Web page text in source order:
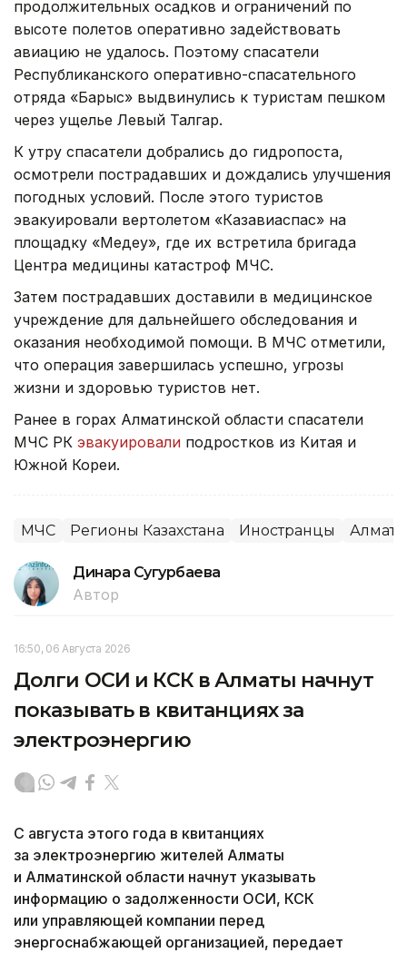
продолжительных осадков и ограничений по
высоте полетов оперативно задействовать
авиацию не удалось. Поэтому спасатели
Республиканского оперативно-спасательного
отряда «Барыс» выдвинулись к туристам пешком
через ущелье Левый Талгар.
К утру спасатели добрались до гидропоста,
осмотрели пострадавших и дождались улучшения
погодных условий. После этого туристов
эвакуировали вертолетом «Казавиаспас» на
площадку «Медеу», где их встретила бригада
Центра медицины катастроф МЧС.
Затем пострадавших доставили в медицинское
учреждение для дальнейшего обследования и
оказания необходимой помощи. В МЧС отметили,
что операция завершилась успешно, угрозы
жизни и здоровью туристов нет.
Ранее в горах Алматинской области спасатели
МЧС РК эвакуировали подростков из Китая и
Южной Кореи.
МЧС Регионы Казахстана Иностранцы
Динара Сугурбаева
Автор
16:50, 06 Августа 2026
Долги ОСИ и КСК в Алматы начнут
показывать в квитанциях за
электроэнергию
С августа этого года в квитанциях
за электроэнергию жителей Алматы
и Алматинской области начнут указывать
информацию о задолженности ОСИ, КСК
или управляющей компании перед
энергоснабжающей организацией, передает